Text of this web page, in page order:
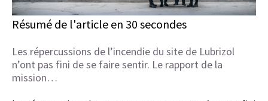
Résumé de l'article en 30 secondes
Les répercussions de l’incendie du site de Lubrizol
n’ont pas fini de se faire sentir. Le rapport de la
mission…